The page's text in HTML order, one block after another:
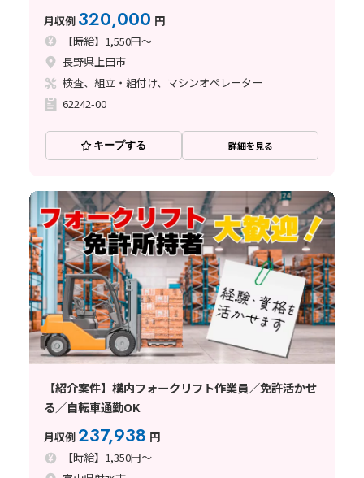
月収例 320,000 円
【時給】1,550円～
長野県上田市
検査、組立・組付け、マシンオペレーター
62242-00
キープする 詳細を見る
【紹介案件】構内フォークリフト作業員／免許活かせ
る／自転車通勤OK
月収例237,938 円
【時給】1,350円～